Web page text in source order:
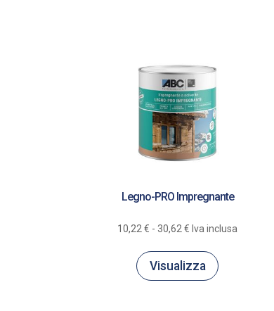
Legno-PRO Impregnante
10,22€ - 30,62€ Fascia
prezzo:
Iva inclusa
Visualizza